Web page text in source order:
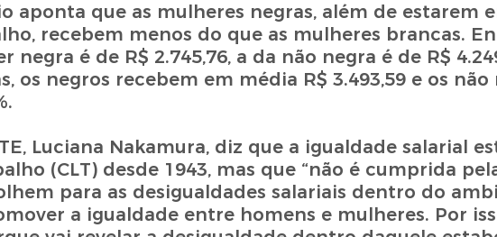
aponta que as mulheres negras, além de estarem
recebem menos do que as mulheres brancas.
é de R$ 2.745,76, a da não negra é de R$
os negros recebem em média R$ 3.493,59 e os não
Luciana Nakamura, diz que a igualdade salarial
(CLT) desde 1943, mas que “não é cumprida
para as desigualdades salariais dentro do
a igualdade entre homens e mulheres. Por